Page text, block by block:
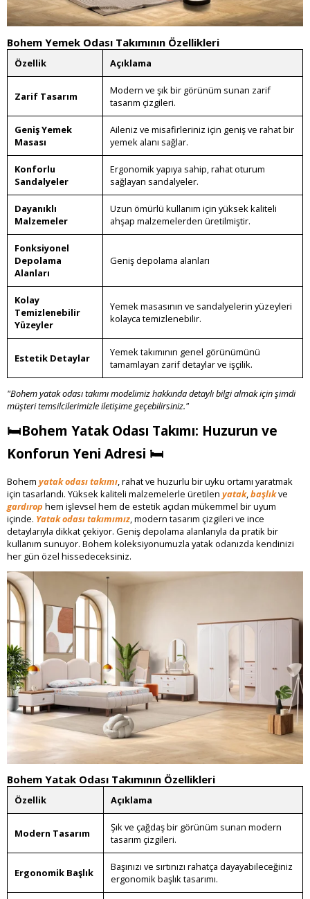
Bohem Yemek Odası Takımının Özellikleri
Özellik Açıklama
Zarif Tasarım
Modern ve şık bir görünüm sunan zarif
tasarım çizgileri.
Geniş Yemek
Masası
Aileniz ve misafirleriniz için geniş ve rahat bir
yemek alanı sağlar.
Konforlu
Sandalyeler
Ergonomik yapıya sahip, rahat oturum
sağlayan sandalyeler.
Dayanıklı
Malzemeler
Uzun ömürlü kullanım için yüksek kaliteli
ahşap malzemelerden üretilmiştir.
Fonksiyonel
Depolama
Alanları
Geniş depolama alanları
Kolay
Temizlenebilir
Yüzeyler
Yemek masasının ve sandalyelerin yüzeyleri
kolayca temizlenebilir.
Estetik Detaylar
Yemek takımının genel görünümünü
tamamlayan zarif detaylar ve işçilik.
"Bohem yatak odası takımı modelimiz hakkında detaylı bilgi almak için şimdi
müşteri temsilcilerimizle iletişime geçebilirsiniz."
🛏Bohem Yatak Odası Takımı: Huzurun ve
Konforun Yeni Adresi 🛏
Bohem yatak odası takımı, rahat ve huzurlu bir uyku ortamı yaratmak
için tasarlandı. Yüksek kaliteli malzemelerle üretilen yatak,başlıkve
gardırop hem işlevsel hem de estetik açıdan mükemmel bir uyum
içinde. Yatak odası takımımız, modern tasarım çizgileri ve ince
detaylarıyla dikkat çekiyor. Geniş depolama alanlarıyla da pratik bir
kullanım sunuyor. Bohem koleksiyonumuzla yatak odanızda kendinizi
her gün özel hissedeceksiniz.
Bohem Yatak Odası Takımının Özellikleri
Özellik Açıklama
Modern Tasarım
Şık ve çağdaş bir görünüm sunan modern
tasarım çizgileri.
Ergonomik Başlık
Başınızı ve sırtınızı rahatça dayayabileceğiniz
ergonomik başlık tasarımı.